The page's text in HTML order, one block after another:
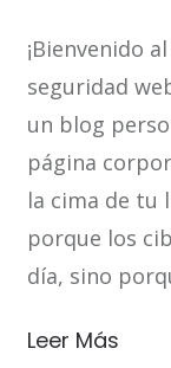
¡Bienvenido
seguridad
un blog
página
la cima de tu
porque los
día, sino
Leer Más